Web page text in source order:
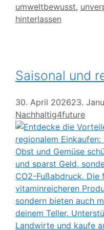
umweltbewusst,
hinterlassen
Saisonal und
30. April 202623.
Nachhaltig4future